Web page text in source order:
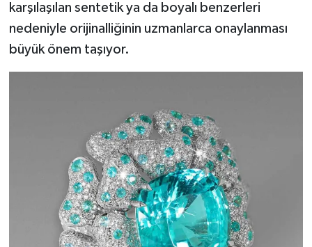
karşılaşılan sentetik ya da boyalı benzerleri
nedeniyle orijinalliğinin uzmanlarca onaylanması
büyük önem taşıyor.